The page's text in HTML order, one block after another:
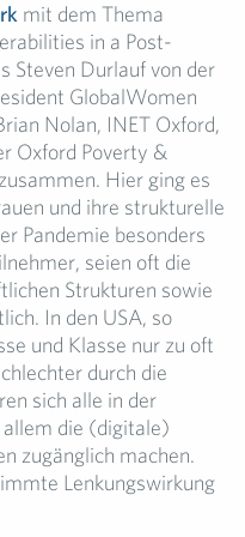
mit dem Thema
in a Post-
Steven Durlauf von der
GlobalWomen
Nolan, INET Oxford,
Oxford Poverty &
Hier ging es
und ihre strukturelle
Pandemie besonders
seien oft die
Strukturen sowie
In den USA, so
und Klasse nur zu oft
durch die
sich alle in der
allem die (digitale)
zugänglich machen.
Lenkungswirkung